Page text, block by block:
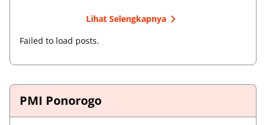
Lihat Selengkapnya
Failed to load posts.
PMI Ponorogo